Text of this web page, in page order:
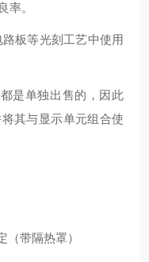
率。
板等光刻工艺中使用
是单独出售的，因此
其与显示单元组合使
带隔热罩）